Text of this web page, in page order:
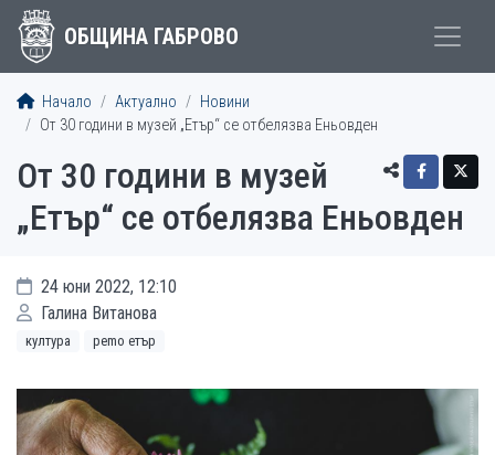
ОБЩИНА ГАБРОВО
Начало Актуално
Новини
От 30 години в музей „Етър“ се отбелязва Еньовден
От 30 години в музей
„Етър“ се отбелязва Еньовден
24 юни 2022, 12:10
Галина Витанова
култура рemo етър